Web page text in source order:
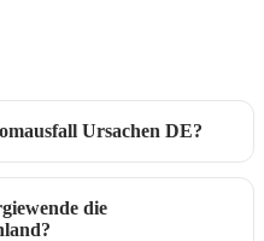
Ursachen DE?
die